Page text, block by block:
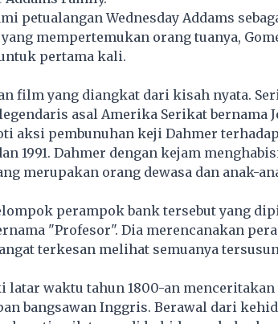
petualangan Wednesday Addams
mempertemukan orang tuanya,
pertama kali.
film yang diangkat dari kisah nyata.
asal Amerika Serikat bernama
aksi pembunuhan keji Dahmer
1991. Dahmer dengan kejam
merupakan orang dewasa dan anak-
perampok bank tersebut yang
"Profesor". Dia merencanakan
terkesan melihat semuanya
waktu tahun 1800-an
bangsawan Inggris. Berawal dari